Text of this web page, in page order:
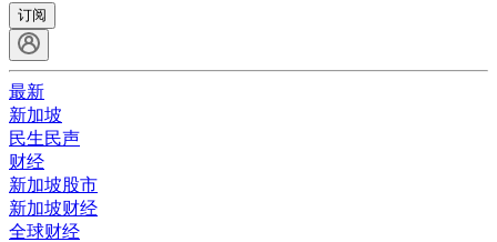
订阅
最新
新加坡
民生民声
财经
新加坡股市
新加坡财经
全球财经